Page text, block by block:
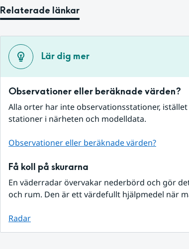
Relaterade länkar
Lär dig mer
Observationer eller beräknade värden?
Alla orter har inte observationsstationer,
stationer i närheten och modelldata.
Observationer eller beräknade värden?
Få koll på skurarna
En väderradar övervakar nederbörd och gör
och rum. Den är ett värdefullt hjälpmedel när
Radar